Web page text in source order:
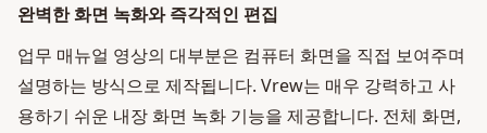
완벽한 화면 녹화와 즉각적인 편집
업무 매뉴얼 영상의 대부분은 컴퓨터 화면을 직접 보여주며
설명하는 방식으로 제작됩니다. Vrew는 매우 강력하고 사
용하기 쉬운 내장 화면 녹화 기능을 제공합니다. 전체 화면,